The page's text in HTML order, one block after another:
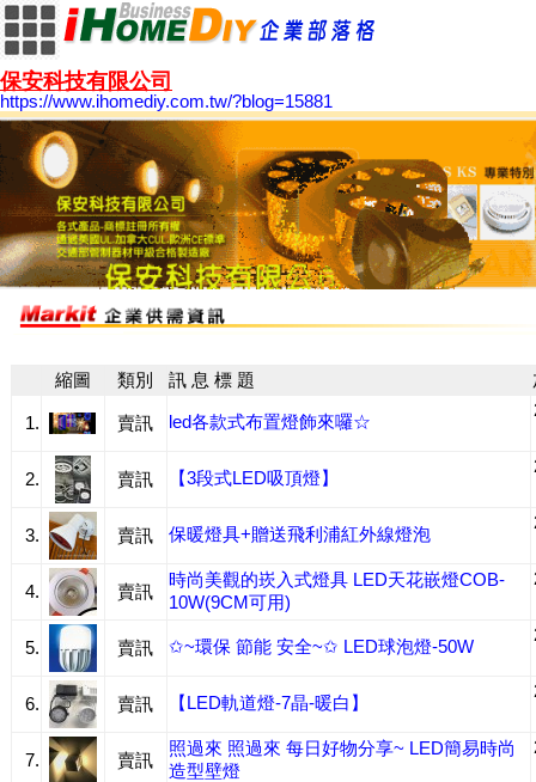
保安科技有限公司
https://www.ihomediy.com.tw/?blog=15881
縮圖 類別 訊 息 標 題
1. 賣訊 led各款式布置燈飾來囉☆
2. 賣訊 【3段式LED吸頂燈】
3. 賣訊 保暖燈具+贈送飛利浦紅外線燈泡
4. 賣訊
時尚美觀的崁入式燈具 LED天花嵌燈COB-
10W(9CM可用)
5. 賣訊 ✩~環保 節能 安全~✩ LED球泡燈-50W
6. 賣訊 【LED軌道燈-7晶-暖白】
7. 賣訊
照過來 照過來 每日好物分享~ LED簡易時尚
造型壁燈